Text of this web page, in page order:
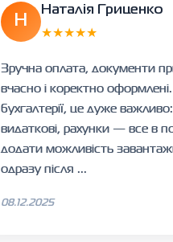
Н
Наталія Гриценко
★★★★★
Зручна оплата, документи
вчасно і коректно
бухгалтерії, це дуже
видаткові, рахунки — все в
додати можливість
одразу після ...
08.12.2025